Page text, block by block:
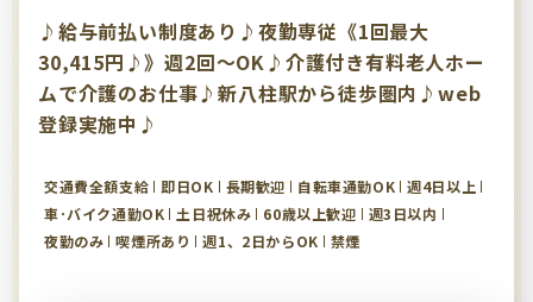
♪給与前払い制度あり♪夜勤専従《1回最大
30,415円♪》週2回～OK♪介護付き有料老人ホー
ムで介護のお仕事♪新八柱駅から徒歩圏内♪web
登録実施中♪
交通費全額支給 即日OK 長期歓迎 自転車通勤OK
週4日以上
車･バイク通勤OK
土日祝休み 60歳以上歓迎
週3日以内
夜勤のみ
喫煙所あり 週1、2日からOK 禁煙